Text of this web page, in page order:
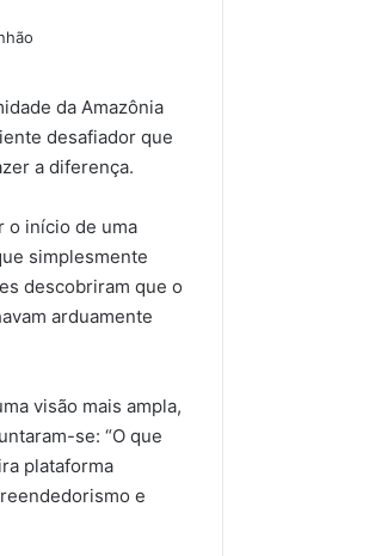
da Amazônia
desafiador que
a diferença.
o início de uma
simplesmente
descobriram que o
arduamente
visão mais ampla,
se: “O que
plataforma
e